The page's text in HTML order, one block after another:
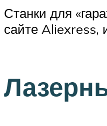
Станки для
сайте Aliexress,